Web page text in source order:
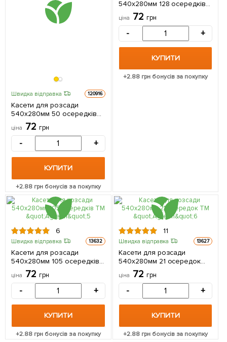
Швидка відправка 120916
Касети для розсади
540х280мм 50 осередків
ТМ "Agreen"
ціна 72 грн
- +
КУПИТИ
+2.88 грн бонусів за покупку
540х280мм 128 осередків
ТМ "Agreen"
ціна 72 грн
- +
КУПИТИ
+2.88грн бонусів за покупку
6
Швидка відправка 13632
Касети для розсади
540х280мм 105 осередків
ТМ "Agreen"
ціна 72 грн
- +
КУПИТИ
+2.88 грн бонусів за покупку
11
Швидка відправка 13627
Касети для розсади
540х280мм 21 осередок
ТМ "Agreen"
ціна 72 грн
- +
КУПИТИ
+2.88грн бонусів за покупку